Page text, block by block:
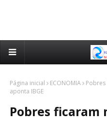
Página inicial ECONOMIA
aponta IBGE
Pobres ficaram